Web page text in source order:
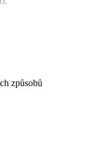
způsobů